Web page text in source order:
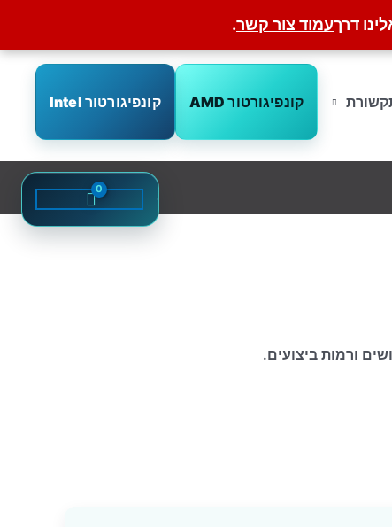
דרךעמוד צור קשר.
קונפיגורטור AMD קונפיגורטור Intel
ורמות ביצועים.